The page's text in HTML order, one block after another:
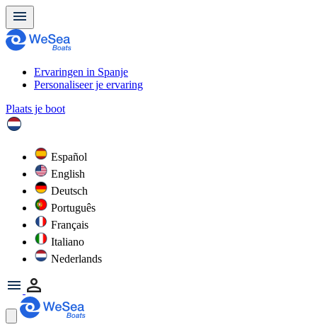
Ervaringen in Spanje
Personaliseer je ervaring
Plaats je boot
Español
English
Deutsch
Português
Français
Italiano
Nederlands